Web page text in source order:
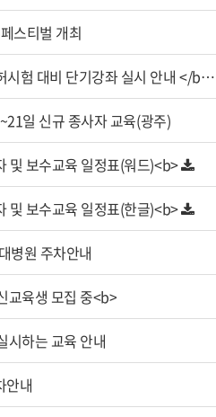
스티벌 개최
시험 대비 단기강좌 실시 안내 </
일 신규 종사자 교육(광주)
및 보수교육 일정표(워드)<b>
및 보수교육 일정표(한글)<b>
병원 주차안내
교육생 모집 중<b>
시하는 교육 안내
안내